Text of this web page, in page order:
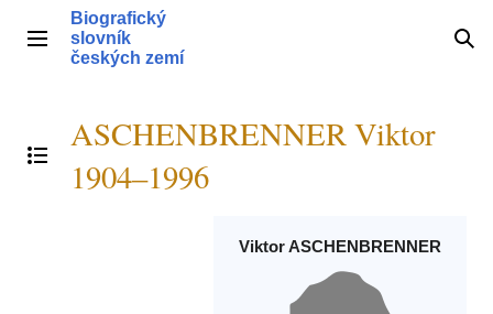
obsahHlavní menu
Biografický
slovník
českých zemí
Přepnout obsah
ASCHENBRENNER Viktor
1904–1996
Viktor ASCHENBRENNER